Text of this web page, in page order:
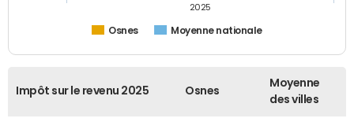
Osnes Moyenne nationale
2025
Impôt sur le revenu 2025 Osnes
Moyenne
des villes